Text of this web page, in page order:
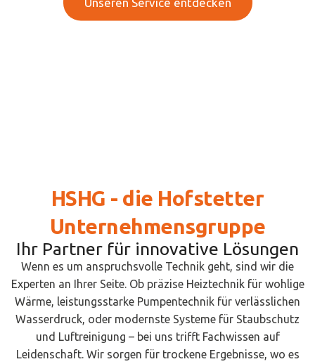
HSHG - die Hofstetter
Unternehmensgruppe
Ihr Partner für innovative Lösungen
Wenn es um anspruchsvolle Technik geht, sind wir die
Experten an Ihrer Seite. Ob präzise Heiztechnik für wohlige
Wärme, leistungsstarke Pumpentechnik für verlässlichen
Wasserdruck, oder modernste Systeme für Staubschutz
und Luftreinigung – bei uns trifft Fachwissen auf
Leidenschaft. Wir sorgen für trockene Ergebnisse, wo es